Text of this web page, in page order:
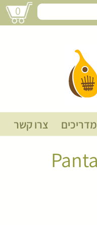
0
מדריכים צרו קשר